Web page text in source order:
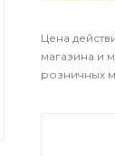
Цена
магазина и
розничных